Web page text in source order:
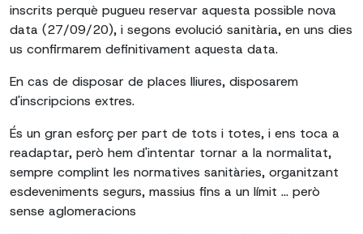
inscrits perquè pugueu reservar aquesta possible nova
data (27/09/20), i segons evolució sanitària, en uns dies
us confirmarem definitivament aquesta data.
En cas de disposar de places lliures, disposarem
d'inscripcions extres.
És un gran esforç per part de tots i totes, i ens toca a
readaptar, però hem d'intentar tornar a la normalitat,
sempre complint les normatives sanitàries, organitzant
esdeveniments segurs, massius fins a un límit ... però
sense aglomeracions